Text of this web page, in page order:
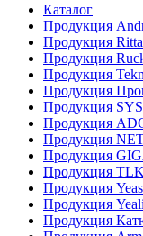
Каталог
Продукция
Продукция
Продукция
Продукция
Продукция
Продукция
Продукция
Продукция
Продукция
Продукция TLK
Продукция
Продукция
Продукция